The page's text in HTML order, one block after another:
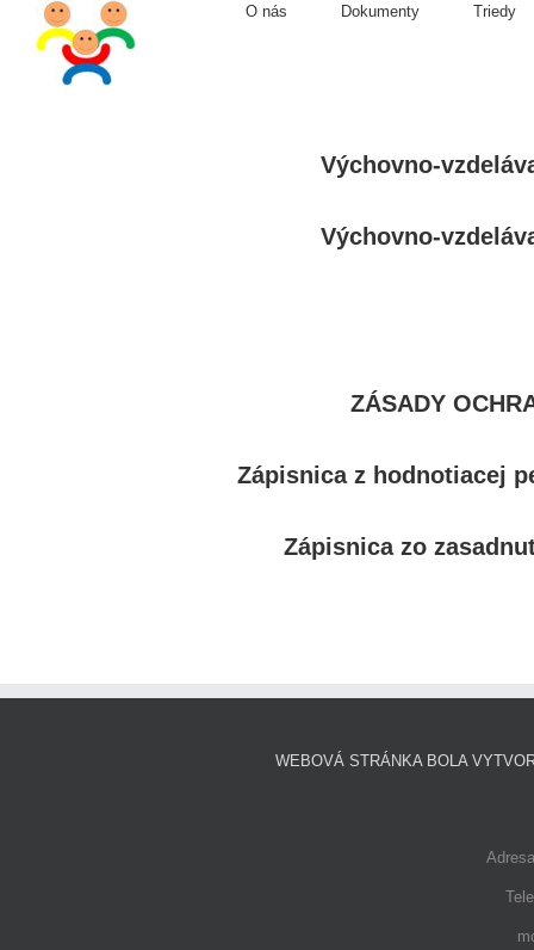
O nás Dokumenty Triedy
Výchovno-
Výchovno-
ZÁSADY
Zápisnica z hodnotiacej
Zápisnica zo
WEBOVÁ STRÁNKA BOLA